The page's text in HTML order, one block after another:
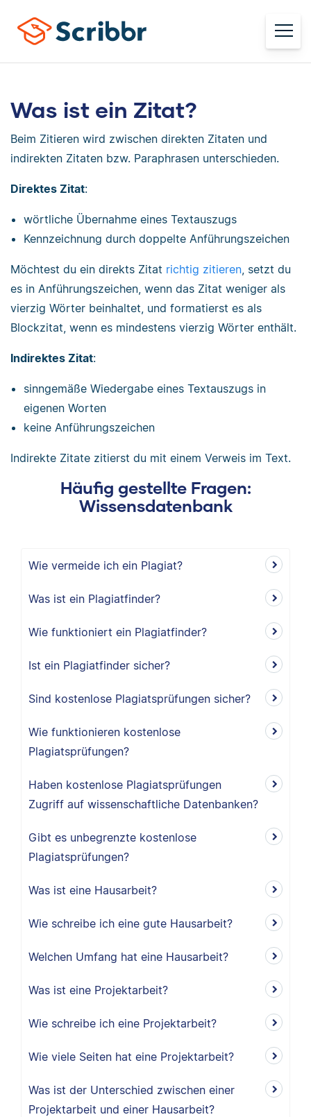
Was ist ein Zitat?
Beim Zitieren wird zwischen direkten Zitaten und
indirekten Zitaten bzw. Paraphrasen unterschieden.
Direktes Zitat:
wörtliche Übernahme eines Textauszugs
Kennzeichnung durch doppelte Anführungszeichen
Möchtest du ein direkts Zitat richtig zitieren, setzt du
es in Anführungszeichen, wenn das Zitat weniger als
vierzig Wörter beinhaltet, und formatierst es als
Blockzitat, wenn es mindestens vierzig Wörter enthält.
Indirektes Zitat:
sinngemäße Wiedergabe eines Textauszugs in
eigenen Worten
keine Anführungszeichen
Indirekte Zitate zitierst du mit einem Verweis im Text.
Häufig gestellte Fragen:
Wissensdatenbank
Wie vermeide ich ein Plagiat?
Was ist ein Plagiatfinder?
Wie funktioniert ein Plagiatfinder?
Ist ein Plagiatfinder sicher?
Sind kostenlose Plagiatsprüfungen sicher?
Wie funktionieren kostenlose
Plagiatsprüfungen?
Haben kostenlose Plagiatsprüfungen
Zugriff auf wissenschaftliche Datenbanken?
Gibt es unbegrenzte kostenlose
Plagiatsprüfungen?
Was ist eine Hausarbeit?
Wie schreibe ich eine gute Hausarbeit?
Welchen Umfang hat eine Hausarbeit?
Was ist eine Projektarbeit?
Wie schreibe ich eine Projektarbeit?
Wie viele Seiten hat eine Projektarbeit?
Was ist der Unterschied zwischen einer
Projektarbeit und einer Hausarbeit?